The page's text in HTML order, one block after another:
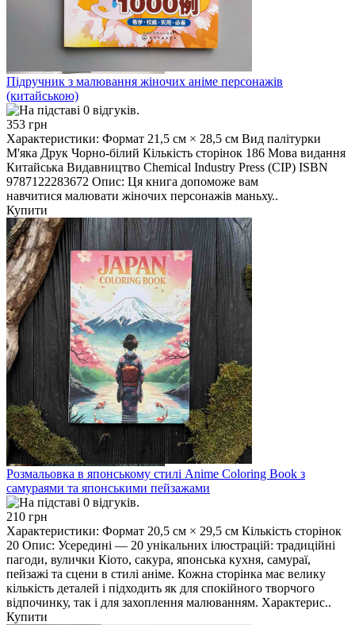
Підручник з малювання жіночих аніме персонажів
(китайською)
353 грн
Характеристики: Формат 21,5 см × 28,5 см Вид палітурки
М'яка Друк Чорно-білий Кількість сторінок 186 Мова видання
Китайська Видавництво Chemical Industry Press (CIP) ISBN
9787122283672 Опис: Ця книга допоможе вам
навчитися малювати жіночих персонажів маньху..
Купити
Розмальовка в японському стилі Anime Coloring Book з
самураями та японськими пейзажами
210 грн
Характеристики: Формат 20,5 см × 29,5 см Кількість сторінок
20 Опис: Усередині — 20 унікальних ілюстрацій: традиційні
пагоди, вулички Кіото, сакура, японська кухня, самураї,
пейзажі та сцени в стилі аніме. Кожна сторінка має велику
кількість деталей і підходить як для спокійного творчого
відпочинку, так і для захоплення малюванням. Характерис..
Купити